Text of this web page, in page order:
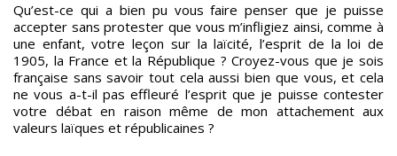
Qu’est-ce qui a bien pu vous faire penser que je puisse
accepter sans protester que vous m’infligiez ainsi, comme à
une enfant, votre leçon sur la laïcité, l’esprit de la loi de
1905, la France et la République ? Croyez-vous que je sois
française sans savoir tout cela aussi bien que vous, et cela
ne vous a-t-il pas effleuré l’esprit que je puisse contester
votre débat en raison même de mon attachement aux
valeurs laïques et républicaines ?